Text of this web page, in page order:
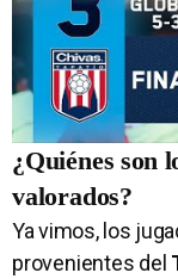
¿Quiénes son
valorados?
Ya vimos, los
provenientes del